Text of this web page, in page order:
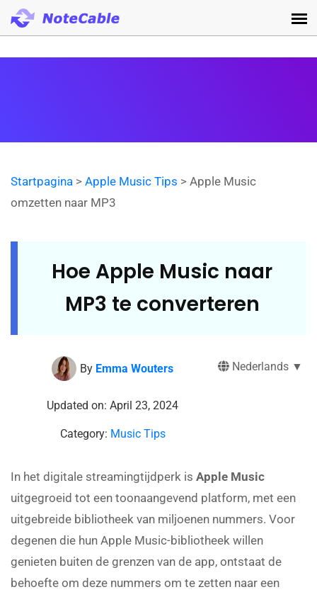
Startpagina > Apple Music Tips > Apple Music
omzetten naar MP3
Hoe Apple Music naar
MP3 te converteren
Nederlands ▼
By Emma Wouters
Updated on: April 23, 2024
Category: Music Tips
In het digitale streamingtijdperk is Apple Music
uitgegroeid tot een toonaangevend platform, met een
uitgebreide bibliotheek van miljoenen nummers. Voor
degenen die hun Apple Music-bibliotheek willen
genieten buiten de grenzen van de app, ontstaat de
behoefte om deze nummers om te zetten naar een